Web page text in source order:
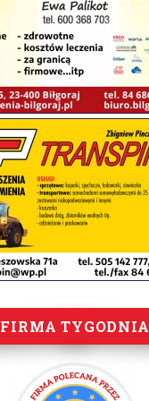
FIRMA TYGODNIA